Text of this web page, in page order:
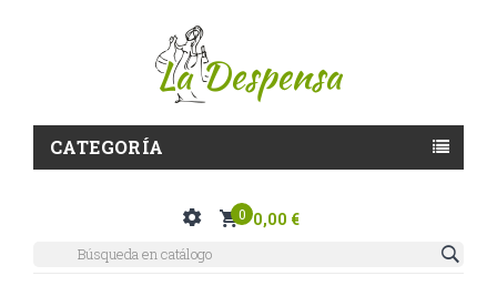
CATEGORÍA
0 0,00 €